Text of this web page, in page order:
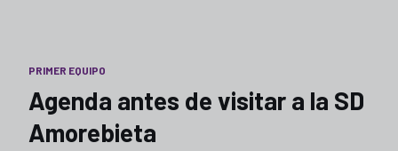
PRIMER EQUIPO
Agenda antes de visitar a la SD
Amorebieta